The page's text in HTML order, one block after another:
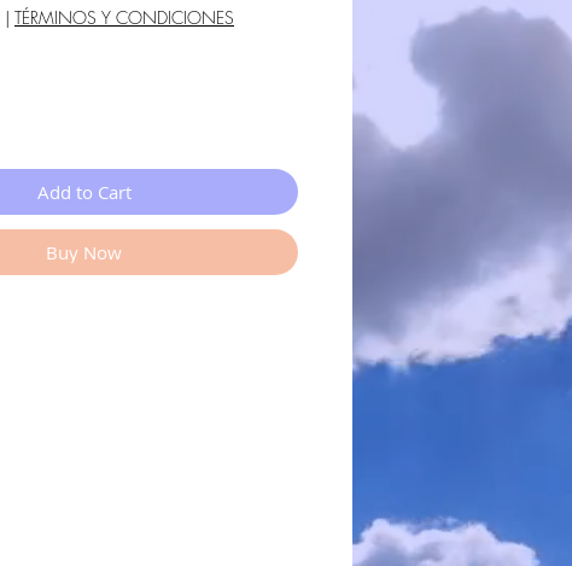
| TÉRMINOS Y CONDICIONES
Add to Cart
Buy Now